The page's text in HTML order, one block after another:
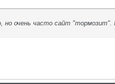
но очень часто сайт